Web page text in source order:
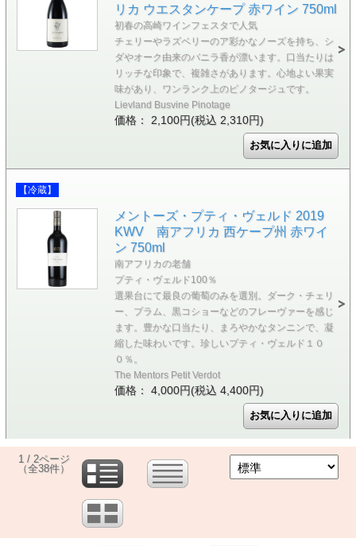
リカ ウエスタンケープ 赤ワイン 750ml
初春の高崎ワインフェスタで人気
チェリーやラズベリーのア彩かなノーズを持ち、シ
ダやオーク由来のバニラ香が漂います。口当たりは
リッチな印象で、複雑さがあります。心地よい果実
味があり、ワンランク上のピノタージュです。
Lievland Busvine Pinotage
価格： 2,100円(税込 2,310円)
【冷蔵】
メントーズ・プティ・ヴェルド 2019
KWV 南アフリカ 西ケープ州 赤ワイ
ン 750ml
南アフリカの老舗
プティ・ヴェルド100％
選果台にて最良の葡萄のみを選別。ダーク・チェリ
ー、プラム、黒コショーなどのフレーヴァーを感じ
ます。豊かな口当たり、まろやかなタンニンで、凝
縮した味わいです。珍しいプティ・ヴェルド１０
０％。
The Mentors Petit Verdot
価格： 4,000円(税込 4,400円)
1 / 2ページ
（全38件）